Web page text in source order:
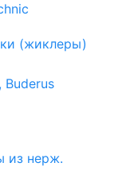
(жиклеры)
Buderus
из нерж.